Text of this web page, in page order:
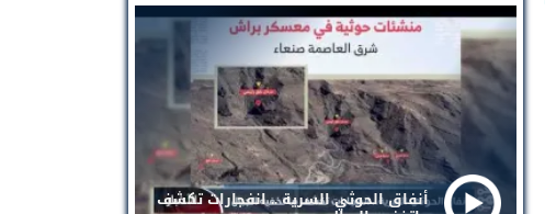
أنفاق الحوثي السرية .. انفجارات تكشف